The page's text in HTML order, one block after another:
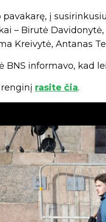
į
– Birutė
Kreivytė, Antanas
BNS informavo, kad
rasite čia.